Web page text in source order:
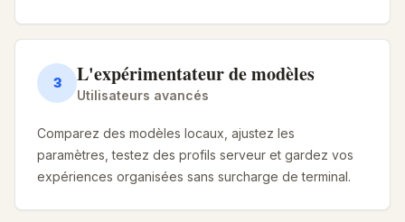
3 L'expérimentateur de modèles
Utilisateurs avancés
Comparez des modèles locaux, ajustez les
paramètres, testez des profils serveur et gardez vos
expériences organisées sans surcharge de terminal.